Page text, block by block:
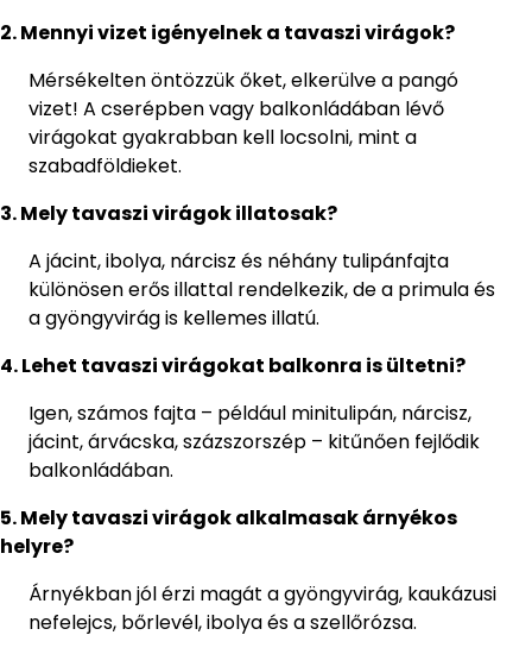
2. Mennyi vizet igényelnek a tavaszi virágok?
Mérsékelten öntözzük őket, elkerülve a pangó
vizet! A cserépben vagy balkonládában lévő
virágokat gyakrabban kell locsolni, mint a
szabadföldieket.
3. Mely tavaszi virágok illatosak?
A jácint, ibolya, nárcisz és néhány tulipánfajta
különösen erős illattal rendelkezik, de a primula és
a gyöngyvirág is kellemes illatú.
4. Lehet tavaszi virágokat balkonra is ültetni?
Igen, számos fajta – például minitulipán, nárcisz,
jácint, árvácska, százszorszép – kitűnően fejlődik
balkonládában.
5. Mely tavaszi virágok alkalmasak árnyékos
helyre?
Árnyékban jól érzi magát a gyöngyvirág, kaukázusi
nefelejcs, bőrlevél, ibolya és a szellőrózsa.